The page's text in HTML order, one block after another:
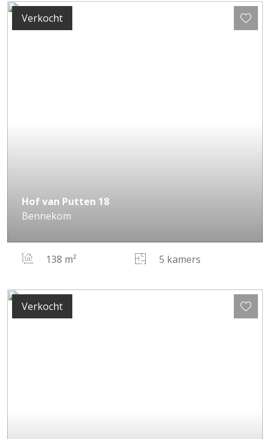
Verkocht
Hof van Putten 18
Bennekom
138 m² 5 kamers
Verkocht